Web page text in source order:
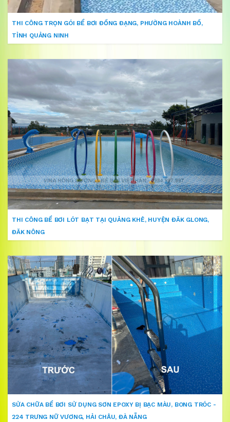
THI CÔNG TRỌN GÓI BỂ BƠI ĐỒNG ĐẠNG, PHƯỜNG HOÀNH BỒ,
TỈNH QUẢNG NINH
THI CÔNG BỂ BƠI LÓT BẠT TẠI QUẢNG KHÊ, HUYỆN ĐĂK GLONG,
ĐĂK NÔNG
SỬA CHỮA BỂ BƠI SỬ DỤNG SƠN EPOXY BỊ BẠC MÀU, BONG TRÓC -
224 TRƯNG NỮ VƯƠNG, HẢI CHÂU, ĐÀ NẴNG